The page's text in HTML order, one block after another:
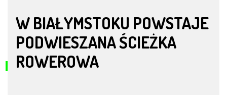
W BIAŁYMSTOKU POWSTAJE
PODWIESZANA ŚCIEŻKA
ROWEROWA